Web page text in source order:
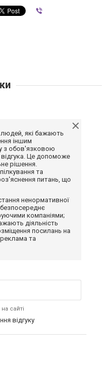
людей, які бажають
іншим
з обов'язковою
Це допоможе
рішення.
та
питань, що
ненормативної
компаніями;
діяльність
посилань на
та
сайті
відгуку